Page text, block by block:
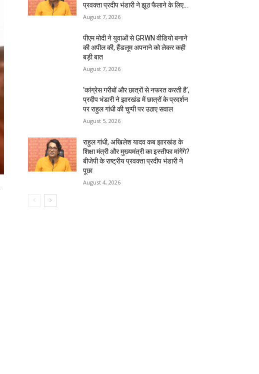
प्रवक्ता प्रदीप भंडारी ने झूठ फैलाने के लिए...
August 7, 2026
पीएम मोदी ने युवाओं से GRWN वीडियो बनाने
की अपील की, हैंडलूम अपनाने को लेकर कही
बड़ी बात
August 7, 2026
‘कांग्रेस गरीबों और छात्रों से नफरत करती है’,
प्रदीप भंडारी ने झारखंड में छात्रों के प्रदर्शन
पर राहुल गांधी की चुप्पी पर उठाए सवाल
August 5, 2026
राहुल गांधी, अखिलेश यादव कब झारखंड के
शिक्षा मंत्री और मुख्यमंत्री का इस्तीफा मांगेंगे?
बीजेपी के राष्ट्रीय प्रवक्ता प्रदीप भंडारी ने
पूछा
August 4, 2026